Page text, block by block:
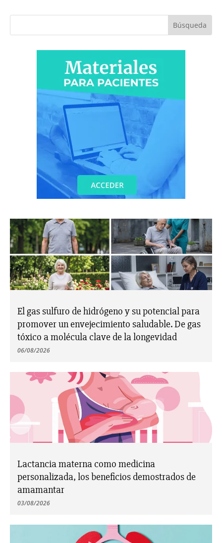
El gas sulfuro de hidrógeno y su potencial para
promover un envejecimiento saludable. De gas
tóxico a molécula clave de la longevidad
06/08/2026
Lactancia materna como medicina
personalizada, los beneficios demostrados de
amamantar
03/08/2026